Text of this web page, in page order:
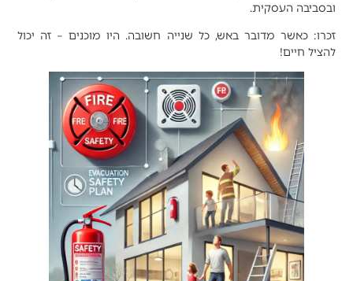
ובסביבה העסקית.
זכרו: כאשר מדובר באש, כל שנייה חשובה. היו מוכנים – זה יכול
להציל חיים!